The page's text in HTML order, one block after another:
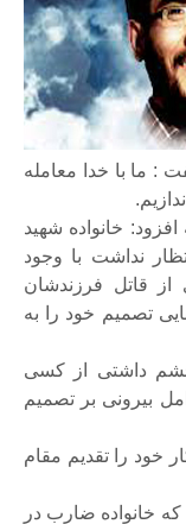
: ما با خدا معامله
خانواده شهید
نداشت با وجود
از قاتل فرزندشان
تصمیم خود را به
چشم داشتی از کسی
بیرونی بر تصمیم
خود را تقدیم مقام
پولی که خانواده ضارب در